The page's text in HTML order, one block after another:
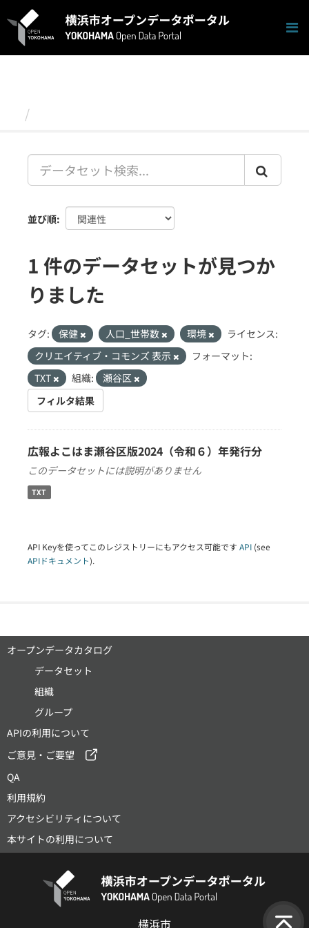
キ
並び順
1 件のデータセットが見つか
りました
タグ: 保健 人口_世帯数 環境
ライセンス:
クリエイティブ・コモンズ 表示
フォーマット:
TXT
組織:
瀬谷区
フィルタ結果
広報よこはま瀬谷区版2024（令和６）年発行分
このデータセットには説明がありません
TXT
API Keyを使ってこのレジストリーにもアクセス可能です API (see
APIドキュメント).
オープンデータカタログ
データセット
組織
グループ
APIの利用について
ご意見・ご要望
QA
利用規約
アクセシビリティについて
本サイトの利用について
横浜市